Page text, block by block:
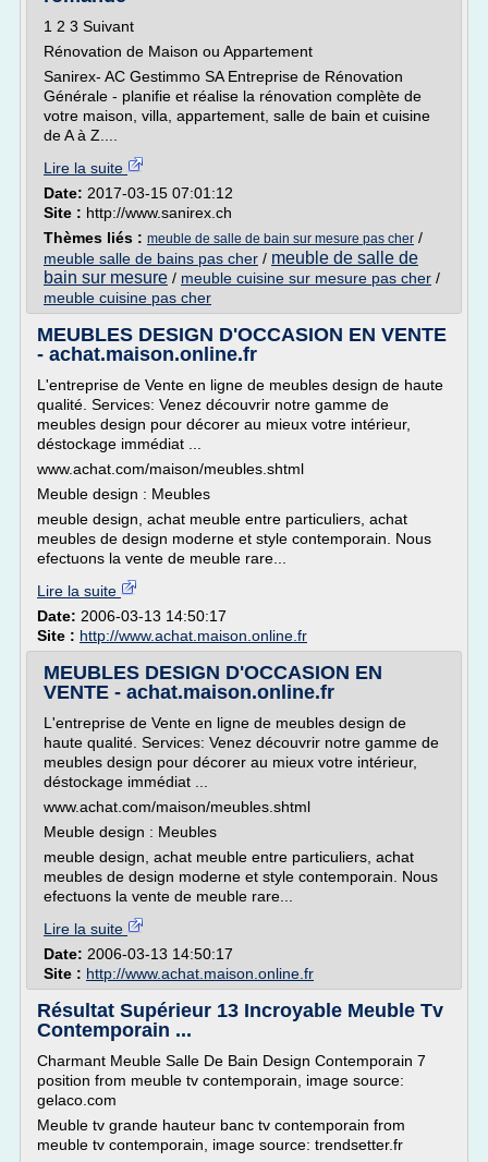
1 2 3 Suivant
Rénovation de Maison ou Appartement
Sanirex- AC Gestimmo SA Entreprise de Rénovation
Générale - planifie et réalise la rénovation complète de
votre maison, villa, appartement, salle de bain et cuisine
de A à Z....
Lire la suite
Date: 2017-03-15 07:01:12
Site : http://www.sanirex.ch
Thèmes liés : meuble de salle de bain sur mesure pas cher /
meuble salle de bains pas cher / meuble de salle de
bain sur mesure / meuble cuisine sur mesure pas cher /
meuble cuisine pas cher
MEUBLES DESIGN D'OCCASION EN VENTE
- achat.maison.online.fr
L'entreprise de Vente en ligne de meubles design de haute
qualité. Services: Venez découvrir notre gamme de
meubles design pour décorer au mieux votre intérieur,
déstockage immédiat ...
www.achat.com/maison/meubles.shtml
Meuble design : Meubles
meuble design, achat meuble entre particuliers, achat
meubles de design moderne et style contemporain. Nous
efectuons la vente de meuble rare...
Lire la suite
Date: 2006-03-13 14:50:17
Site : http://www.achat.maison.online.fr
MEUBLES DESIGN D'OCCASION EN
VENTE - achat.maison.online.fr
L'entreprise de Vente en ligne de meubles design de
haute qualité. Services: Venez découvrir notre gamme de
meubles design pour décorer au mieux votre intérieur,
déstockage immédiat ...
www.achat.com/maison/meubles.shtml
Meuble design : Meubles
meuble design, achat meuble entre particuliers, achat
meubles de design moderne et style contemporain. Nous
efectuons la vente de meuble rare...
Lire la suite
Date: 2006-03-13 14:50:17
Site : http://www.achat.maison.online.fr
Résultat Supérieur 13 Incroyable Meuble Tv
Contemporain ...
Charmant Meuble Salle De Bain Design Contemporain 7
position from meuble tv contemporain, image source:
gelaco.com
Meuble tv grande hauteur banc tv contemporain from
meuble tv contemporain, image source: trendsetter.fr